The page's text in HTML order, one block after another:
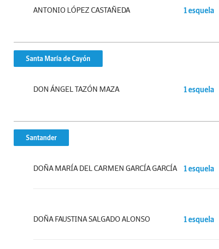
ANTONIO LÓPEZ CASTAÑEDA 1 esquela
Santa María de Cayón
DON ÁNGEL TAZÓN MAZA 1 esquela
Santander
DOÑA MARÍA DEL CARMEN GARCÍA GARCÍA 1 esquela
DOÑA FAUSTINA SALGADO ALONSO 1 esquela